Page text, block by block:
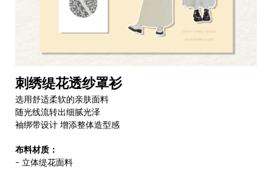
刺绣缇花透纱罩衫
选用舒适柔软的亲肤面料
随光线流转出细腻光泽
袖绑带设计 增添整体造型感
布料材质：
- 立体缇花面料